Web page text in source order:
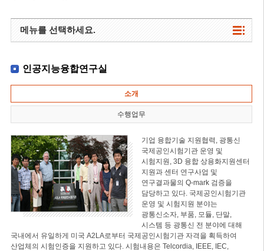
메뉴를 선택하세요.
인공지능융합연구실
소개
수행업무
기업 융합기술 지원협력, 광통신
국제공인시험기관 운영 및
시험지원, 3D 융합 상용화지원센터
지원과 센터 연구사업 및
연구결과물의 Q-mark 검증을
담당하고 있다. 국제공인시험기관
운영 및 시험지원 분야는
광통신소자, 부품, 모듈, 단말,
시스템 등 광통신 전 분야에 대해
국내에서 유일하게 미국 A2LA로부터 국제공인시험기관 자격을 획득하여
산업체의 시험인증을 지원하고 있다. 시험내용은 Telcordia, IEEE, IEC,